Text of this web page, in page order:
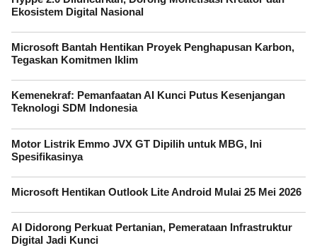
Ekosistem Digital Nasional
Microsoft Bantah Hentikan Proyek Penghapusan Karbon,
Tegaskan Komitmen Iklim
Kemenekraf: Pemanfaatan AI Kunci Putus Kesenjangan
Teknologi SDM Indonesia
Motor Listrik Emmo JVX GT Dipilih untuk MBG, Ini
Spesifikasinya
Microsoft Hentikan Outlook Lite Android Mulai 25 Mei 2026
AI Didorong Perkuat Pertanian, Pemerataan Infrastruktur
Digital Jadi Kunci